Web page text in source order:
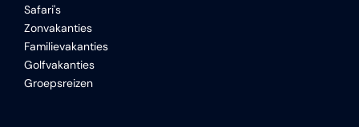
Safari's
Zonvakanties
Familievakanties
Golfvakanties
Groepsreizen